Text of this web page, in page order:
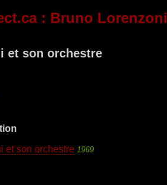
: Bruno
et son orchestre
et son orchestre 1969